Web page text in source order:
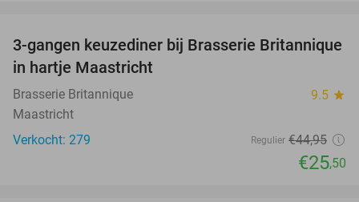
43%
3-gangen keuzediner bij Brasserie Britannique
in hartje Maastricht
Brasserie Britannique 9.5 star
Maastricht
Verkocht: 279
Regulier €44,95
€25,50